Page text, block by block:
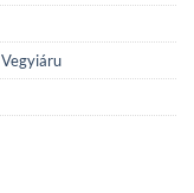
Vegyiáru